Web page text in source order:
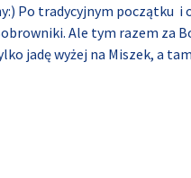
Po tradycyjnym początku
Ale tym razem za
jadę wyżej na Miszek, a tam